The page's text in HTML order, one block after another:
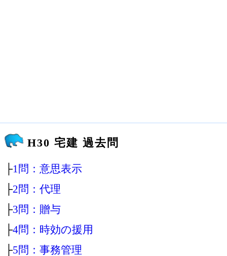
H30 宅建 過去問
├1問：意思表示
├2問：代理
├3問：贈与
├4問：時効の援用
├5問：事務管理